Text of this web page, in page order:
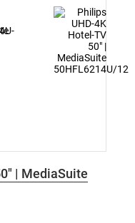
| MediaSuite